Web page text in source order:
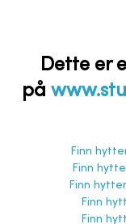
Dette er
på
Finn
Finn
Finn
Finn
Finn